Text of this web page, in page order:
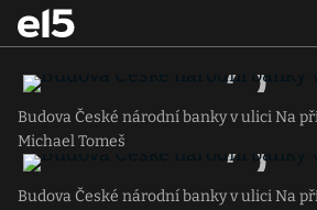
Budova České národní banky v ulici Na
Michael Tomeš
Budova České národní banky v ulici Na